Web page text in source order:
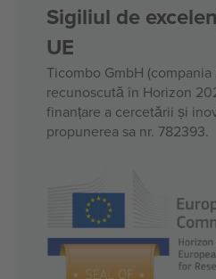
Sigiliul de
UE
Ticombo GmbH (compania
recunoscută în Horizon
finanțare a cercetării și
propunerea sa nr. 782393.